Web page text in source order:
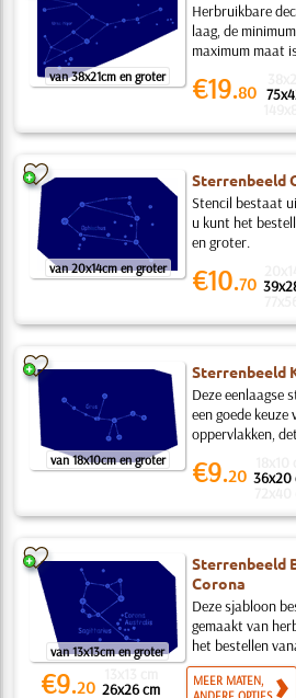
van 38x21cm en groter
Herbruikbare
laag, de
maximum maat
€19.80
van 20x14cm en groter
Sterrenbeeld
Stencil bestaat
u kunt het
en groter.
€10.70
van 18x10cm en groter
Sterrenbeeld
Deze eenlaagse
een goede
oppervlakken,
€9.20 36x20
van 13x13cm en groter
Sterrenbeeld
Corona
Deze sjabloon
gemaakt van
het bestellen
€9.20 26x26 cm
MEER MATEN,